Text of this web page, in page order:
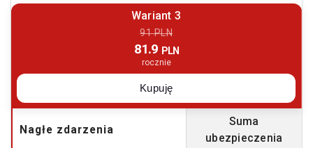
Wariant 3
91 PLN
81.9 PLN
rocznie
Kupuję
Nagłe zdarzenia
Suma
ubezpieczenia